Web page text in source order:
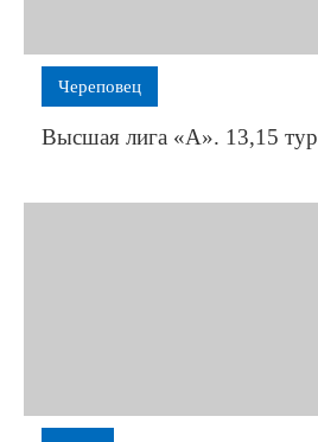
Череповец
Высшая лига «А». 13,15 тур